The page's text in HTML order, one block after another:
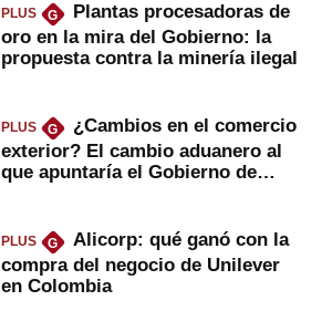
PLUS G
Plantas procesadoras de
oro en la mira del Gobierno: la
propuesta contra la minería ilegal
PLUS G
¿Cambios en el comercio
exterior? El cambio aduanero al
que apuntaría el Gobierno de
PLUS G
Alicorp: qué ganó con la
compra del negocio de Unilever
en Colombia